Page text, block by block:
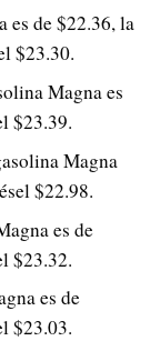
es de $22.36, la
$23.30.
Magna es
$23.39.
Magna
$22.98.
es de
$23.32.
es de
$23.03.